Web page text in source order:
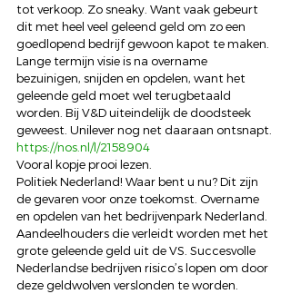
tot verkoop. Zo sneaky. Want vaak gebeurt
dit met heel veel geleend geld om zo een
goedlopend bedrijf gewoon kapot te maken.
Lange termijn visie is na overname
bezuinigen, snijden en opdelen, want het
geleende geld moet wel terugbetaald
worden. Bij V&D uiteindelijk de doodsteek
geweest. Unilever nog net daaraan ontsnapt.
https://nos.nl/l/2158904
Vooral kopje prooi lezen.
Politiek Nederland! Waar bent u nu? Dit zijn
de gevaren voor onze toekomst. Overname
en opdelen van het bedrijvenpark Nederland.
Aandeelhouders die verleidt worden met het
grote geleende geld uit de VS. Succesvolle
Nederlandse bedrijven risico’s lopen om door
deze geldwolven verslonden te worden.